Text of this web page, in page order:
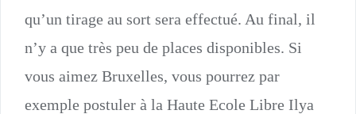
qu’un tirage au sort sera effectué. Au final, il
n’y a que très peu de places disponibles. Si
vous aimez Bruxelles, vous pourrez par
exemple postuler à la Haute Ecole Libre Ilya